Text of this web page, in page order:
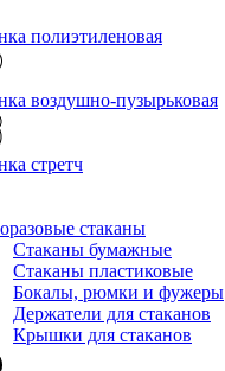
полиэтиленовая
воздушно-пузырьковая
стретч
стаканы
Стаканы бумажные
Стаканы пластиковые
Бокалы, рюмки и фужеры
Держатели для стаканов
Крышки для стаканов